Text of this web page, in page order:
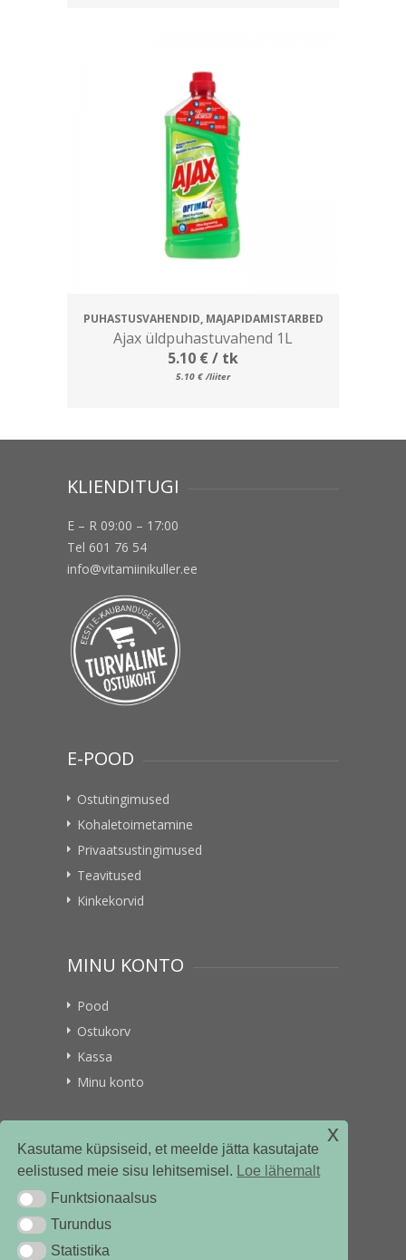
Kasutame küpsiseid, et meelde jätta kasutajate
eelistused meie sisu lehitsemisel. Loe lähemalt
Funktsionaalsus
Funktsionaalsus
TurundusTurundus
StatistikaStatistika
x
PUHASTUSVAHENDID, MAJAPIDAMISTARBED
Ajax üldpuhastuvahend 1L
5.10 €/ tk
5.10 € /liiter
KLIENDITUGI
E – R 09:00 – 17:00
Tel 601 76 54
info@vitamiinikuller.ee
E-POOD
Ostutingimused
Kohaletoimetamine
Privaatsustingimused
Teavitused
Kinkekorvid
MINU KONTO
Pood
Ostukorv
Kassa
Minu konto
VITAMIINIKULLER.EE